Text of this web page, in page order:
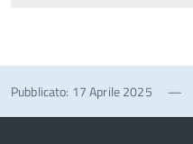
Pubblicato: 17 Aprile 2025 —